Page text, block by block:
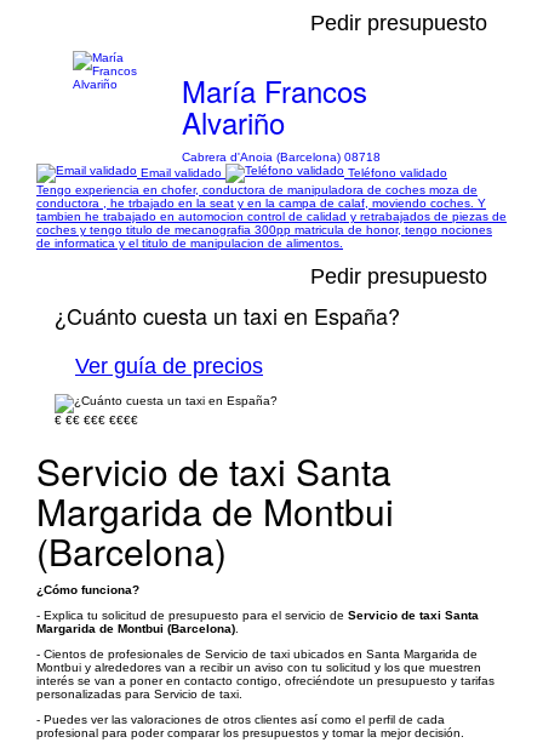
Pedir presupuesto
María Francos
Alvariño
Cabrera d'Anoia (Barcelona) 08718
Email validado
Teléfono validado
Tengo experiencia en chofer, conductora de manipuladora de coches moza de
conductora , he trbajado en la seat y en la campa de calaf, moviendo coches. Y
tambien he trabajado en automocion control de calidad y retrabajados de piezas de
coches y tengo titulo de mecanografia 300pp matricula de honor, tengo nociones
de informatica y el titulo de manipulacion de alimentos.
Pedir presupuesto
¿Cuánto cuesta un taxi en España?
Ver guía de precios
€ €€ €€€ €€€€
Servicio de taxi Santa
Margarida de Montbui
(Barcelona)
¿Cómo funciona?
- Explica tu solicitud de presupuesto para el servicio de Servicio de taxi Santa
Margarida de Montbui (Barcelona)
- Cientos de profesionales de Servicio de taxi ubicados en Santa Margarida de
Montbui y alrededores van a recibir un aviso con tu solicitud y los que muestren
interés se van a poner en contacto contigo, ofreciéndote un presupuesto y tarifas
personalizadas para Servicio de taxi.
- Puedes ver las valoraciones de otros clientes así como el perfil de cada
profesional para poder comparar los presupuestos y tomar la mejor decisión.